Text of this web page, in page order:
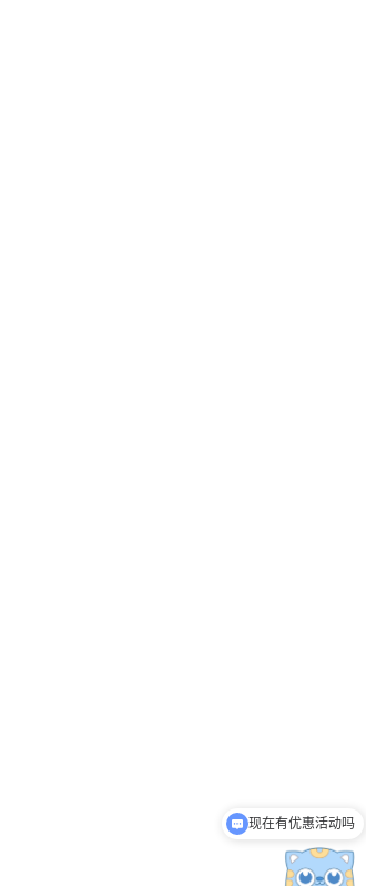
现在有优惠活动吗